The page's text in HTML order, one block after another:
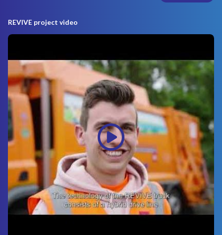
REVIVE project video